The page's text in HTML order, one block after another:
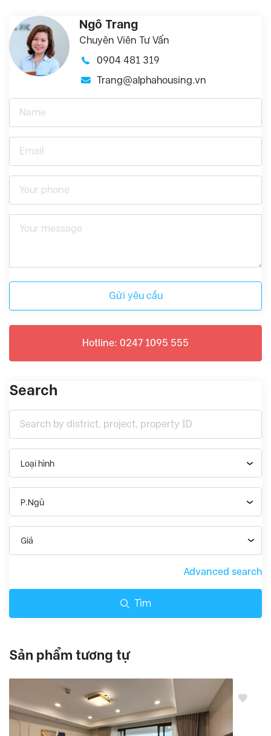
Ngô Trang
Chuyên Viên Tư Vấn
0904 481 319
Trang@alphahousing.vn
Gửi yêu cầu
Hotline: 0247 1095 555
Search
Loại hình
P.Ngủ
Giá
Advanced search
Tìm
Sản phẩm tương tự